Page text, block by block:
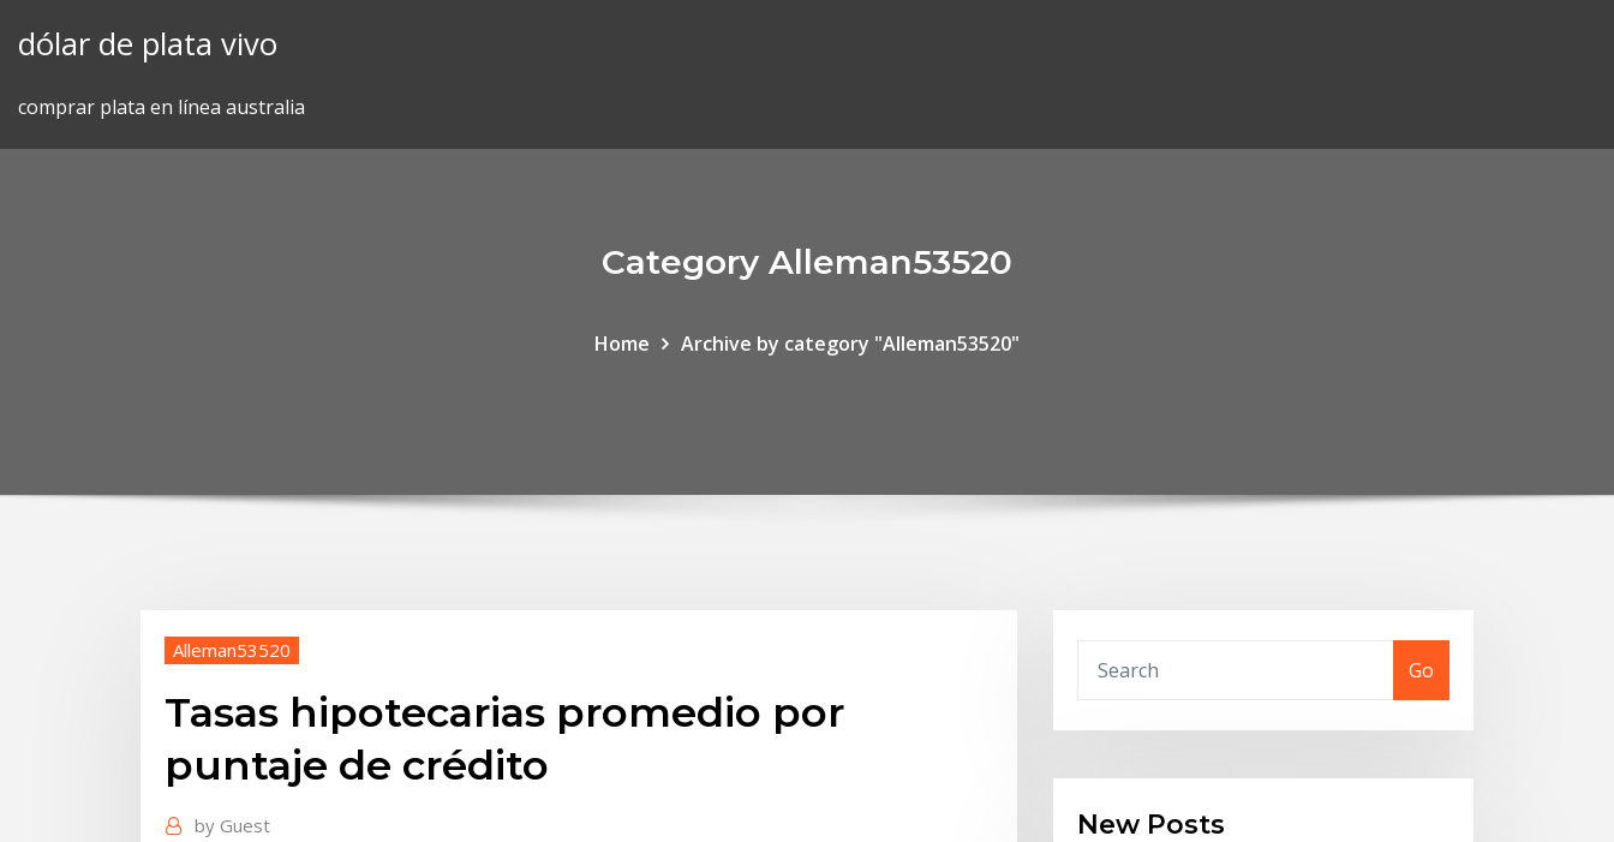
dólar de plata vivo
comprar plata en línea australia
Category Alleman53520
Home Archive by category "Alleman53520"
Alleman53520
Tasas hipotecarias promedio por
puntaje de crédito
by Guest
Go
New Posts